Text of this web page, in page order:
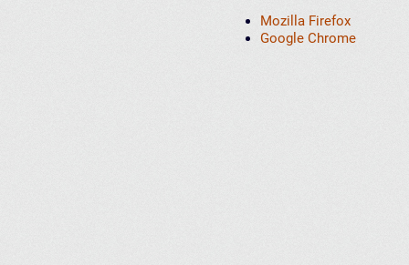
Mozilla Firefox
Google Chrome